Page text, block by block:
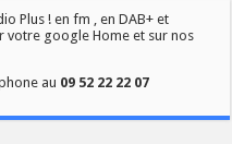
Plus ! en fm , en DAB+ et
votre google Home et sur nos
au 09 52 22 22 07